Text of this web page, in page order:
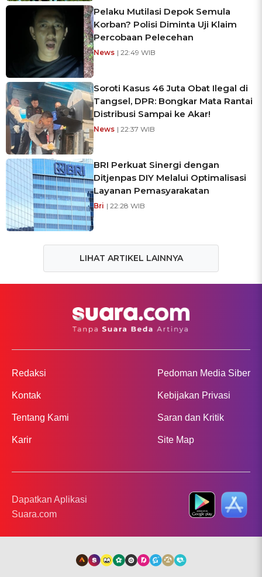
Pelaku Mutilasi Depok Semula
Korban? Polisi Diminta Uji Klaim
Percobaan Pelecehan
News | 22:49 WIB
Soroti Kasus 46 Juta Obat Ilegal di
Tangsel, DPR: Bongkar Mata Rantai
Distribusi Sampai ke Akar!
News | 22:37 WIB
BRI Perkuat Sinergi dengan
Ditjenpas DIY Melalui Optimalisasi
Layanan Pemasyarakatan
Bri | 22:28 WIB
LIHAT ARTIKEL LAINNYA
Redaksi
Kontak
Tentang Kami
Karir
Pedoman Media Siber
Kebijakan Privasi
Saran dan Kritik
Site Map
Dapatkan Aplikasi
Suara.com